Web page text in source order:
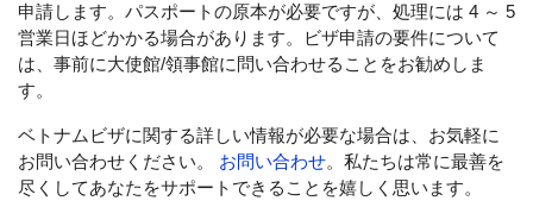
申請します。パスポートの原本が必要ですが、処理には 4 ～ 5
営業日ほどかかる場合があります。ビザ申請の要件について
は、事前に大使館/領事館に問い合わせることをお勧めしま
す。
ベトナムビザに関する詳しい情報が必要な場合は、お気軽に
お問い合わせください。
お問い合わせ。私たちは常に最善を
尽くしてあなたをサポートできることを嬉しく思います。